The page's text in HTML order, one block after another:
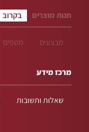
חנות מוצרים בקרוב
מבצעים מטפים
מרכז מידע
שאלות ותשובות